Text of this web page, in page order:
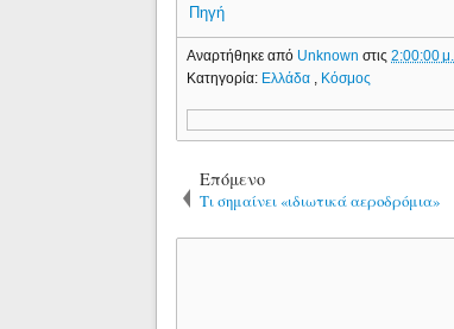
Πηγή
Αναρτήθηκε από Unknownστις2:00:00
Κατηγορία: Ελλάδα Κόσμος
Επόμενο
Τι σημαίνει «ιδιωτικά αεροδρόμια»